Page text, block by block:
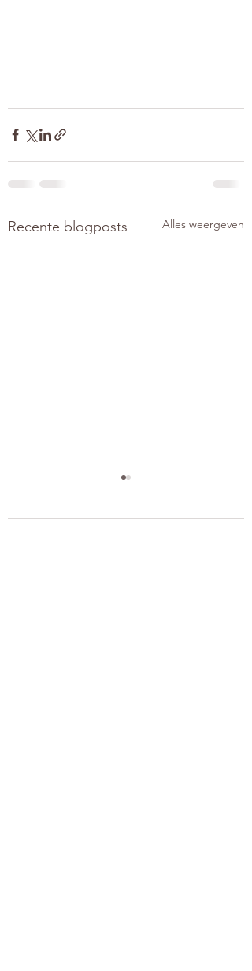
Recente blogposts Alles weergeven